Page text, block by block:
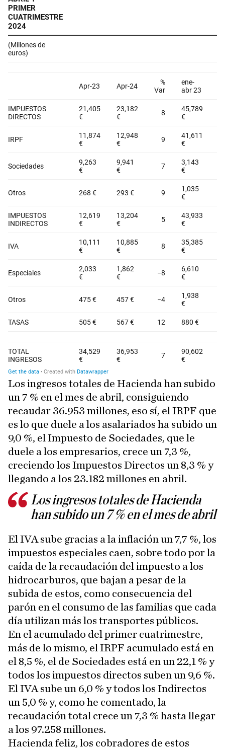
Los ingresos totales de Hacienda han subido
un 7 % en el mes de abril, consiguiendo
recaudar 36.953 millones, eso sí, el IRPF que
es lo que duele a los asalariados ha subido un
9,0 %, el Impuesto de Sociedades, que le
duele a los empresarios, crece un 7,3 %,
creciendo los Impuestos Directos un 8,3 % y
llegando a los 23.182 millones en abril.
Los ingresos totales de Hacienda
han subido un 7 % en el mes de abril
El IVA sube gracias a la inflación un 7,7 %, los
impuestos especiales caen, sobre todo por la
caída de la recaudación del impuesto a los
hidrocarburos, que bajan a pesar de la
subida de estos, como consecuencia del
parón en el consumo de las familias que cada
día utilizan más los transportes públicos.
En el acumulado del primer cuatrimestre,
más de lo mismo, el IRPF acumulado está en
el 8,5 %, el de Sociedades está en un 22,1 % y
todos los impuestos directos suben un 9,6 %.
El IVA sube un 6,0 % y todos los Indirectos
un 5,0 % y, como he comentado, la
recaudación total crece un 7,3 % hasta llegar
a los 97.258 millones.
Hacienda feliz, los cobradores de estos